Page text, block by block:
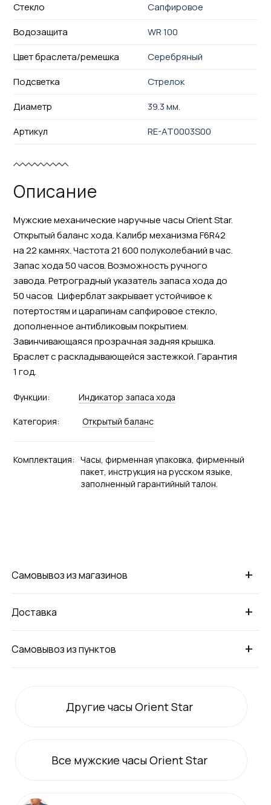
Стекло
Сапфировое
Водозащита
WR 100
Цвет браслета/ремешка
Серебряный
Подсветка
Стрелок
Диаметр
39.3 мм.
Артикул
RE-AT0003S00
Описание
Мужские механические наручные часы Orient Star.
Открытый баланс хода. Калибр механизма F6R42
на 22 камнях. Частота 21 600 полуколебаний в час.
Запас хода 50 часов. Возможность ручного
завода. Ретроградный указатель запаса хода до
50 часов. Циферблат закрывает устойчивое к
потертостям и царапинам сапфировое стекло,
дополненное антибликовым покрытием.
Завинчивающаяся прозрачная задняя крышка.
Браслет с раскладывающейся застежкой. Гарантия
1 год.
Функции: Индикатор запаса хода
Категория: Открытый баланс
Комплектация: Часы, фирменная упаковка, фирменный
пакет, инструкция на русском языке,
заполненный гарантийный талон.
+
Самовывоз из магазинов
+
Доставка
+
Самовывоз из пунктов
Другие часы Orient Star
Все мужские часы Orient Star